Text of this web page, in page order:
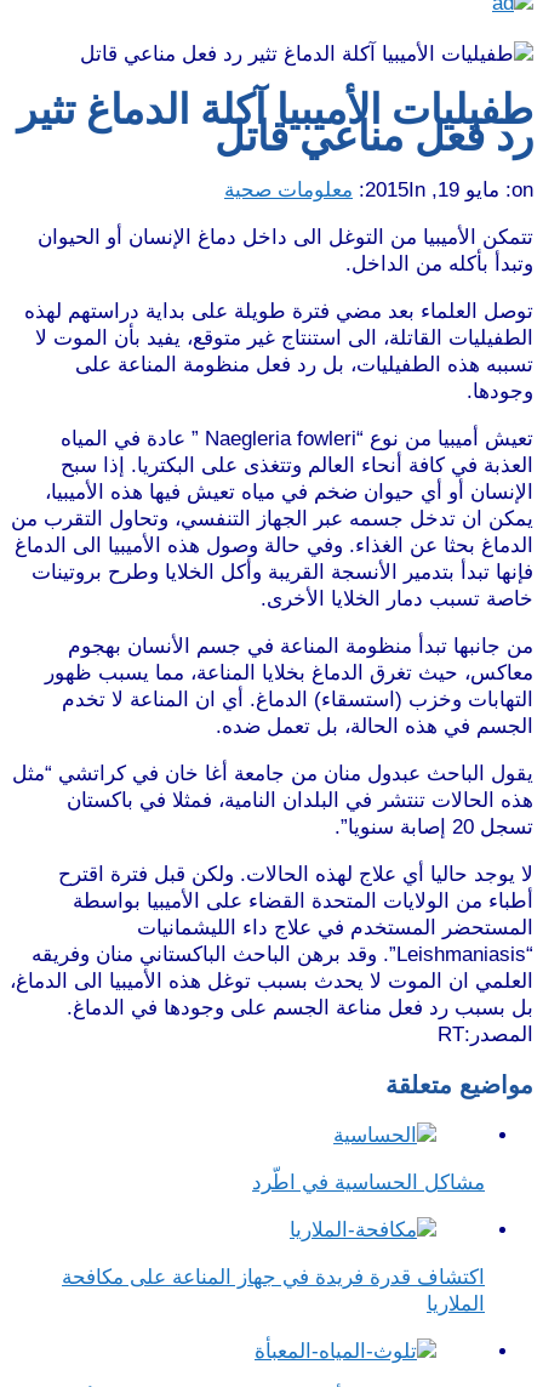
طفيليات الأميبيا آكلة الدماغ تثير
رد فعل مناعي قاتل
on: مايو 19, 2015 In: معلومات صحية
تتمكن الأميبيا من التوغل الى داخل دماغ الإنسان أو الحيوان
وتبدأ بأكله من الداخل.
توصل العلماء بعد مضي فترة طويلة على بداية دراستهم لهذه
الطفيليات القاتلة، الى استنتاج غير متوقع، يفيد بأن الموت لا
تسببه هذه الطفيليات، بل رد فعل منظومة المناعة على
وجودها.
تعيش أميبيا من نوع “Naegleria fowleri ” عادة في المياه
العذبة في كافة أنحاء العالم وتتغذى على البكتريا. إذا سبح
الإنسان أو أي حيوان ضخم في مياه تعيش فيها هذه الأميبيا،
يمكن ان تدخل جسمه عبر الجهاز التنفسي، وتحاول التقرب من
الدماغ بحثا عن الغذاء. وفي حالة وصول هذه الأميبيا الى الدماغ
فإنها تبدأ بتدمير الأنسجة القريبة وأكل الخلايا وطرح بروتينات
خاصة تسبب دمار الخلايا الأخرى.
من جانبها تبدأ منظومة المناعة في جسم الأنسان بهجوم
معاكس، حيث تغرق الدماغ بخلايا المناعة، مما يسبب ظهور
التهابات وخزب (استسقاء) الدماغ. أي ان المناعة لا تخدم
الجسم في هذه الحالة، بل تعمل ضده.
يقول الباحث عبدول منان من جامعة أغا خان في كراتشي “مثل
هذه الحالات تنتشر في البلدان النامية، فمثلا في باكستان
تسجل 20 إصابة سنويا”.
لا يوجد حاليا أي علاج لهذه الحالات. ولكن قبل فترة اقترح
أطباء من الولايات المتحدة القضاء على الأميبيا بواسطة
المستحضر المستخدم في علاج داء الليشمانيات
“Leishmaniasis”. وقد برهن الباحث الباكستاني منان وفريقه
العلمي ان الموت لا يحدث بسبب توغل هذه الأميبيا الى الدماغ،
بل بسبب رد فعل مناعة الجسم على وجودها في الدماغ.
المصدر:RT
مواضيع متعلقة
مشاكل الحساسية في اطّرد
اكتشاف قدرة فريدة في جهاز المناعة على مكافحة
الملاريا